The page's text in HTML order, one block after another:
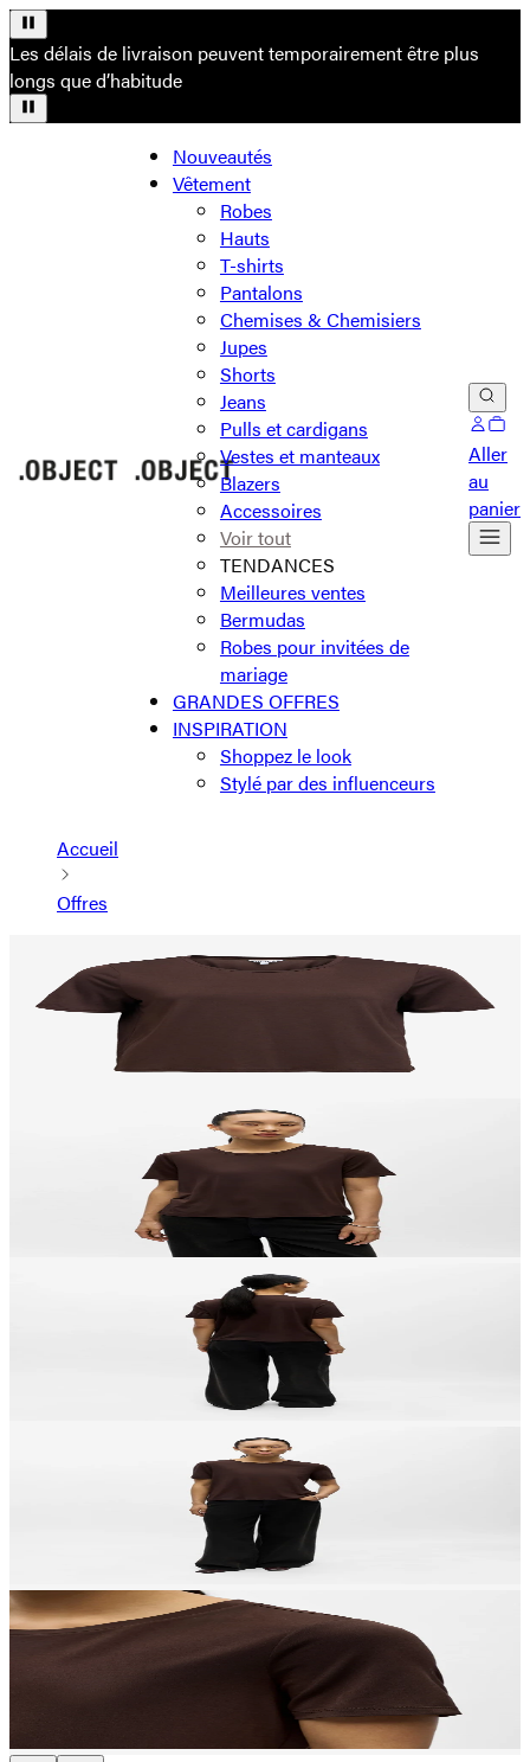
Les délais de livraison peuvent temporairement être plus
longs que d’habitude
Nouveautés
Vêtement
Robes
Hauts
T-shirts
Pantalons
Chemises & Chemisiers
Jupes
Shorts
Jeans
Pulls et cardigans
Vestes et manteaux
Blazers
Accessoires
Voir tout
TENDANCES
Meilleures ventes
Bermudas
Robes pour invitées de
mariage
GRANDES OFFRES
INSPIRATION
Shoppez le look
Stylé par des influenceurs
Aller
au
panier
Accueil
Offres